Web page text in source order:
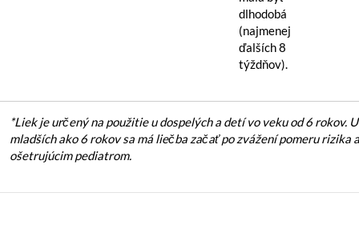
dlhodobá
(najmenej
ďalších 8
týždňov).
*Liek je určený na použitie u dospelých a detí vo veku od 6 rokov.
mladších ako 6 rokov sa má liečba začať po zvážení pomeru rizika
ošetrujúcim pediatrom.